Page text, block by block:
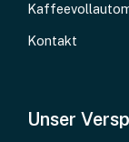
Die Reinigung
für dich. Die
Kontakt
Unser